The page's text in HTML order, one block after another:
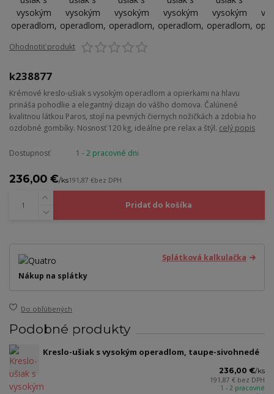
Ohodnotiť produkt
k238877
Krémové kreslo-ušiak s vysokým operadlom a opierkami na hlavu
prináša pohodlie a elegantný dizajn do vášho domova. Čalúnené
kvalitnou látkou Paros, stojí na pevných čiernych nožičkách a zdobia ho
ozdobné gombíky. Nosnosť 120 kg, ideálne pre relax a štýl. celý popis
Dostupnosť 1 - 2 pracovné dni
236,00 €/ks191,87 €bez DPH
Pridať do košíka
Splátková kalkulačka
Nákup na splátky
Do obľúbených
Podobné produkty
Kreslo-ušiak s vysokým operadlom, taupe-sivohnedé
236,00 €/ks
191,87 € bez DPH
1 - 2 pracovné